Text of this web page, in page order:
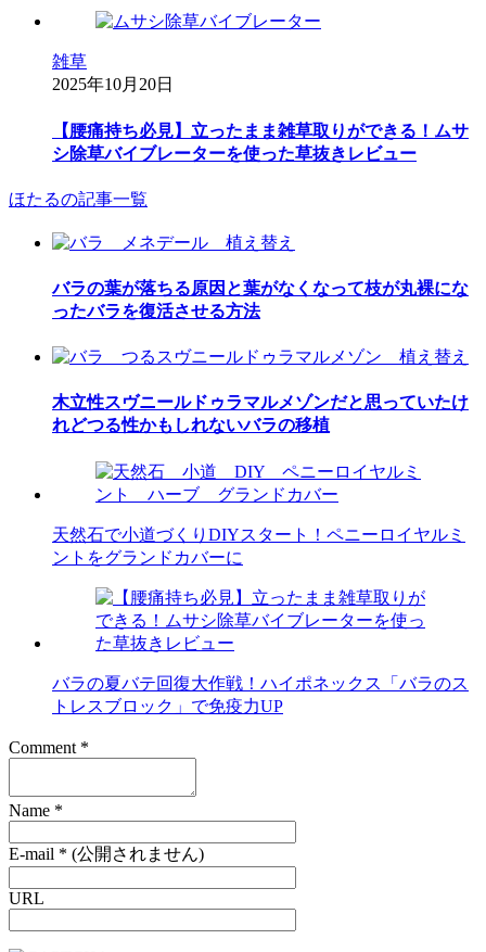
雑草
2025年10月20日
【腰痛持ち必見】立ったまま雑草取りができる！ムサ
シ除草バイブレーターを使った草抜きレビュー
ほたるの記事一覧
バラの葉が落ちる原因と葉がなくなって枝が丸裸にな
ったバラを復活させる方法
木立性スヴニールドゥラマルメゾンだと思っていたけ
れどつる性かもしれないバラの移植
天然石で小道づくりDIYスタート！ペニーロイヤルミ
ントをグランドカバーに
バラの夏バテ回復大作戦！ハイポネックス「バラのス
トレスブロック」で免疫力UP
Comment *
Name *
E-mail * (公開されません)
URL